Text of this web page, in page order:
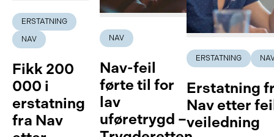
ERSTATNING
NAV
Fikk 200
000 i
erstatning
fra Nav
NAV
Nav-feil
førte til for
lav
uføretrygd –
ERSTATNING
Erstatning
Nav etter
veiledning